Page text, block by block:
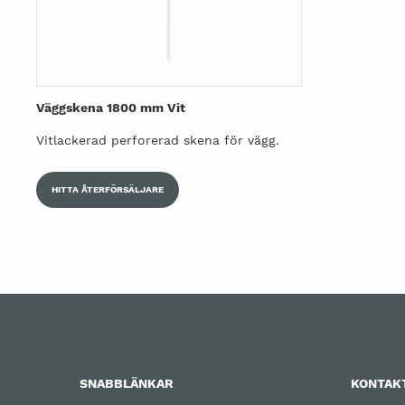
Väggskena 1800 mm Vit
Vitlackerad perforerad skena för vägg.
HITTA ÅTERFÖRSÄLJARE
SNABBLÄNKAR